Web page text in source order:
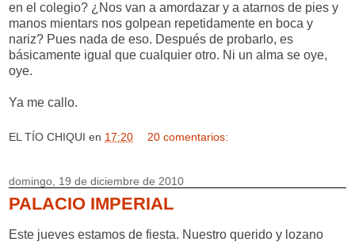
en el colegio? ¿Nos van a amordazar y a atarnos de pies y
manos mientars nos golpean repetidamente en boca y
nariz? Pues nada de eso. Después de probarlo, es
básicamente igual que cualquier otro. Ni un alma se oye,
oye.
Ya me callo.
EL TÍO CHIQUI en 17:20 20 comentarios:
domingo, 19 de diciembre de 2010
PALACIO IMPERIAL
Este jueves estamos de fiesta. Nuestro querido y lozano